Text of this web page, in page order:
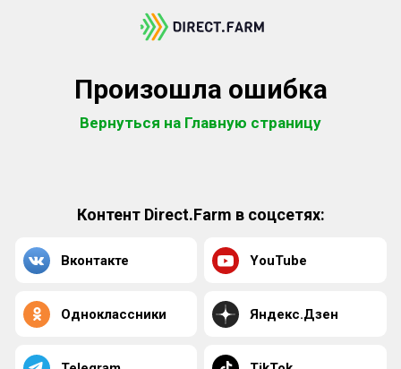
Произошла ошибка
Вернуться на Главную страницу
Контент Direct.Farm в соцсетях:
Вконтакте YouTube
Одноклассники Яндекс.Дзен